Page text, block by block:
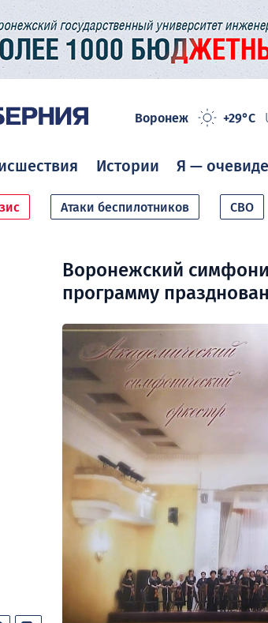
Воронеж +29°C
Истории Я —
Атаки беспилотников СВО
Воронежский
программу